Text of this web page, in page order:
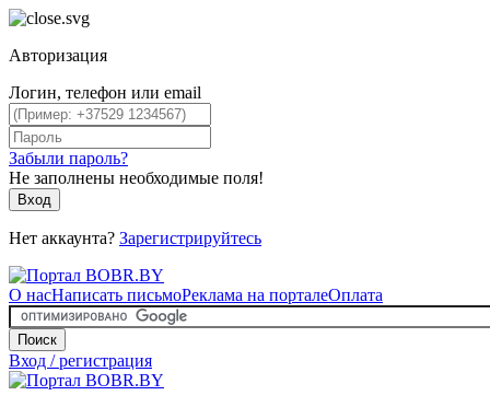
Авторизация
Логин, телефон или email
Забыли пароль?
Не заполнены необходимые поля!
Вход
Нет аккаунта? Зарегистрируйтесь
О насНаписать письмоРеклама на порталеОплата
Поиск
Вход / регистрация